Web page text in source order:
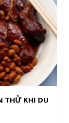
THỬ KHI DU